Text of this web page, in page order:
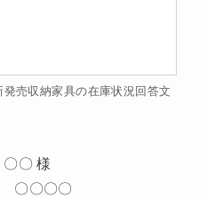
売収納家具の在庫状況回答文
〇 様
〇〇〇〇